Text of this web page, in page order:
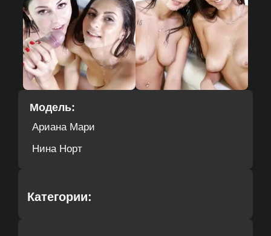
Модель:
Ариана Мари
Нина Норт
Категории: